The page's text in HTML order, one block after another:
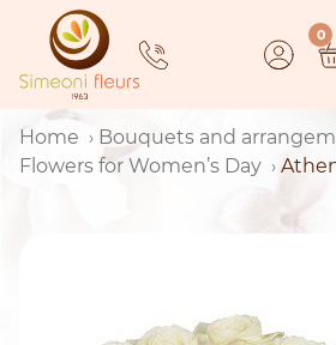
content
0
Home Bouquets and
Flowers for Women’s Day